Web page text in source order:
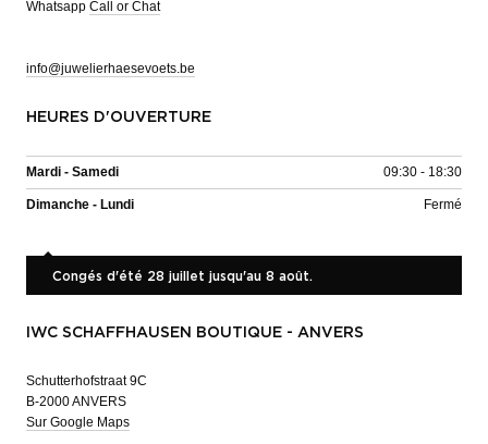
Whatsapp Call or Chat
info@juwelierhaesevoets.be
HEURES D'OUVERTURE
Mardi - Samedi 09:30 - 18:30
Dimanche - Lundi Fermé
Congés d'été 28 juillet jusqu'au 8 août.
IWC SCHAFFHAUSEN BOUTIQUE - ANVERS
Schutterhofstraat 9C
B-2000 ANVERS
Sur Google Maps